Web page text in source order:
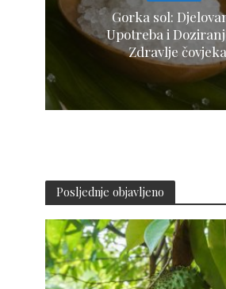
Gorka sol:
Upotreba i
Zdravlje čovjeka
Posljednje objavljeno